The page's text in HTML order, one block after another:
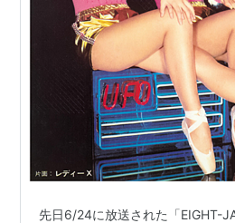
先日6/24に放送された「EIGHT-